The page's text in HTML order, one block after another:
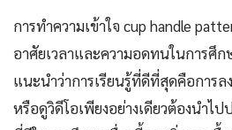
การทำความเข้าใจ cup handle
อาศัยเวลาและความอดทนในการศึ
แนะนำว่าการเรียนรู้ที่ดีที่สุดคือการล
หรือดูวิดีโอเพียงอย่างเดียวต้องนำไ